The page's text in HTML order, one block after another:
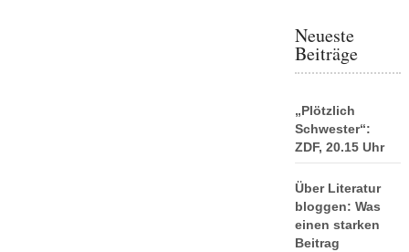
Neueste
Beiträge
„Plötzlich
Schwester“:
ZDF, 20.15 Uhr
Über Literatur
bloggen: Was
einen starken
Beitrag